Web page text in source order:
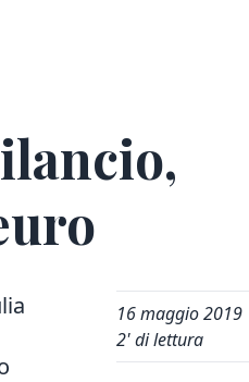
16 maggio 2019
2' di lettura